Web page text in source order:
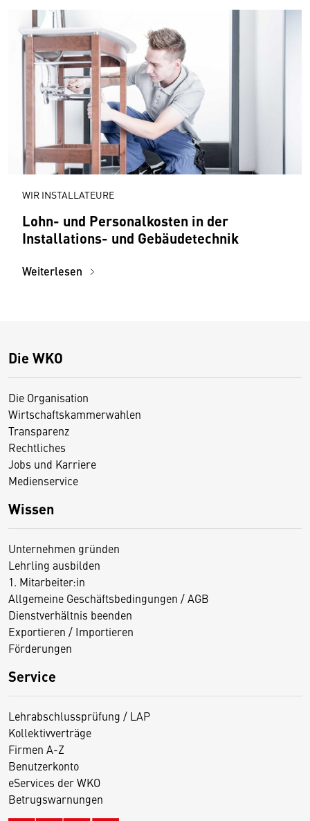
WIR INSTALLATEURE
Lohn- und Personalkosten in der
Installations- und Gebäudetechnik
Weiterlesen
Die WKO
Die Organisation
Wirtschaftskammerwahlen
Transparenz
Rechtliches
Jobs und Karriere
Medienservice
Wissen
Unternehmen gründen
Lehrling ausbilden
1. Mitarbeiter:in
Allgemeine Geschäftsbedingungen / AGB
Dienstverhältnis beenden
Exportieren / Importieren
Förderungen
Service
Lehrabschlussprüfung / LAP
Kollektivverträge
Firmen A-Z
Benutzerkonto
eServices der WKO
Betrugswarnungen